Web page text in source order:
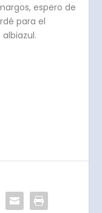
espero de
para el